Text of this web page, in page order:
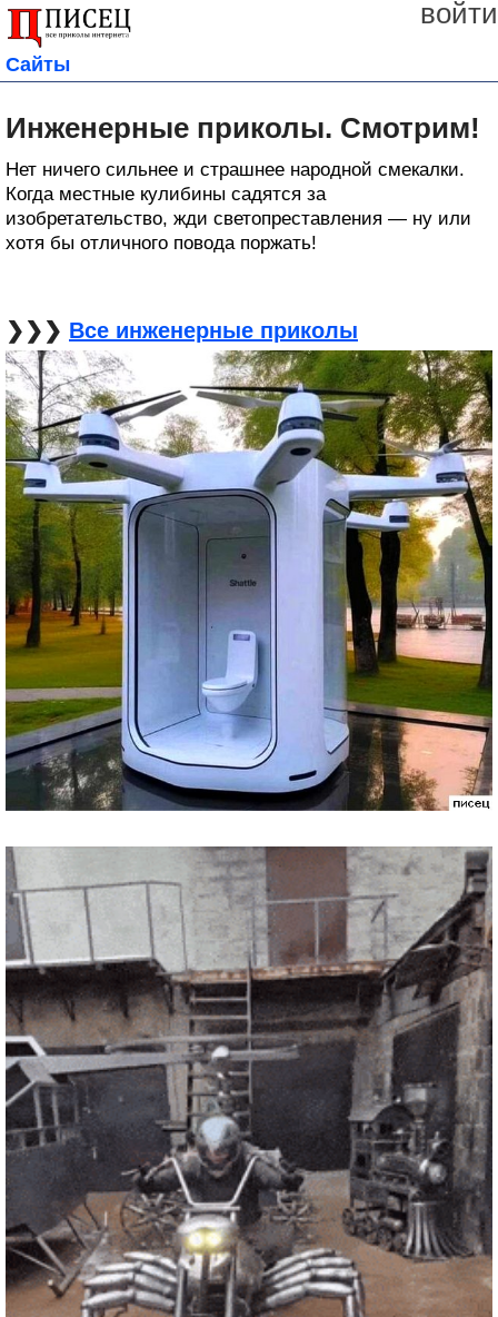
войти
Сайты
Инженерные приколы. Смотрим!
Нет ничего сильнее и страшнее народной смекалки.
Когда местные кулибины садятся за
изобретательство, жди светопреставления — ну или
хотя бы отличного повода поржать!
❯❯❯ Все инженерные приколы